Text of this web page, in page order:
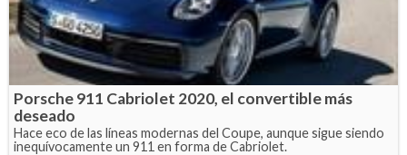
Porsche 911 Cabriolet 2020, el convertible más
deseado
Hace eco de las líneas modernas del Coupe, aunque sigue siendo
inequívocamente un 911 en forma de Cabriolet.